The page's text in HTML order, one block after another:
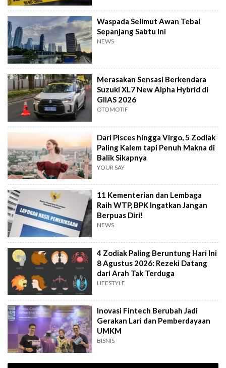
Waspada Selimut Awan Tebal
Sepanjang Sabtu Ini
NEWS
Merasakan Sensasi Berkendara
Suzuki XL7 New Alpha Hybrid di
GIIAS 2026
OTOMOTIF
Dari Pisces hingga Virgo, 5 Zodiak
Paling Kalem tapi Penuh Makna di
Balik Sikapnya
YOUR SAY
11 Kementerian dan Lembaga
Raih WTP, BPK Ingatkan Jangan
Berpuas Diri!
NEWS
4 Zodiak Paling Beruntung Hari Ini
8 Agustus 2026: Rezeki Datang
dari Arah Tak Terduga
LIFESTYLE
Inovasi Fintech Berubah Jadi
Gerakan Lari dan Pemberdayaan
UMKM
BISNIS